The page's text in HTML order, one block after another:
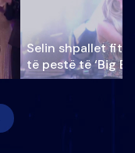
Selin shpallet
të pestë të ‘Big